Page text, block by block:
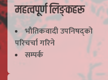
महत्वपूर्ण लिङ्कहरू
भाैतिकवादी उपनिषद्काे
परिचर्चा गरिने
सम्पर्क